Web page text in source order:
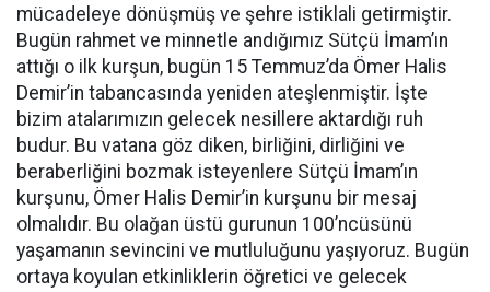
mücadeleye dönüşmüş ve şehre istiklali getirmiştir.
Bugün rahmet ve minnetle andığımız Sütçü İmam’ın
attığı o ilk kurşun, bugün 15 Temmuz’da Ömer Halis
Demir’in tabancasında yeniden ateşlenmiştir. İşte
bizim atalarımızın gelecek nesillere aktardığı ruh
budur. Bu vatana göz diken, birliğini, dirliğini ve
beraberliğini bozmak isteyenlere Sütçü İmam’ın
kurşunu, Ömer Halis Demir’in kurşunu bir mesaj
olmalıdır. Bu olağan üstü gurunun 100’ncüsünü
yaşamanın sevincini ve mutluluğunu yaşıyoruz. Bugün
ortaya koyulan etkinliklerin öğretici ve gelecek